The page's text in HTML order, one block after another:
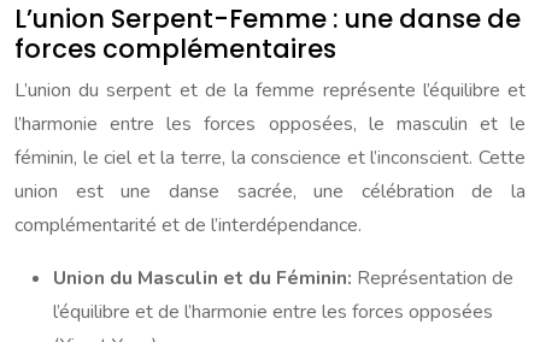
L’union Serpent-Femme : une danse de
forces complémentaires
L’union du serpent et de la femme représente l’équilibre et
l’harmonie entre les forces opposées, le masculin et le
féminin, le ciel et la terre, la conscience et l’inconscient. Cette
union est une danse sacrée, une célébration de la
complémentarité et de l’interdépendance.
Union du Masculin et du Féminin: Représentation de
l’équilibre et de l’harmonie entre les forces opposées